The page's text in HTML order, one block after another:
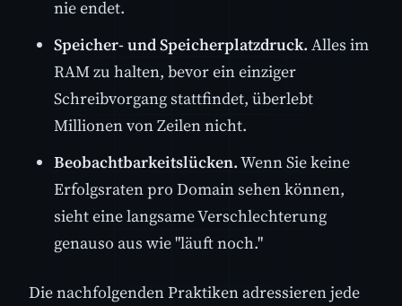
nie endet.
Speicher- und Speicherplatzdruck. Alles im
RAM zu halten, bevor ein einziger
Schreibvorgang stattfindet, überlebt
Millionen von Zeilen nicht.
Beobachtbarkeitslücken.Wenn Sie keine
Erfolgsraten pro Domain sehen können,
sieht eine langsame Verschlechterung
genauso aus wie "läuft noch."
Die nachfolgenden Praktiken adressieren jede